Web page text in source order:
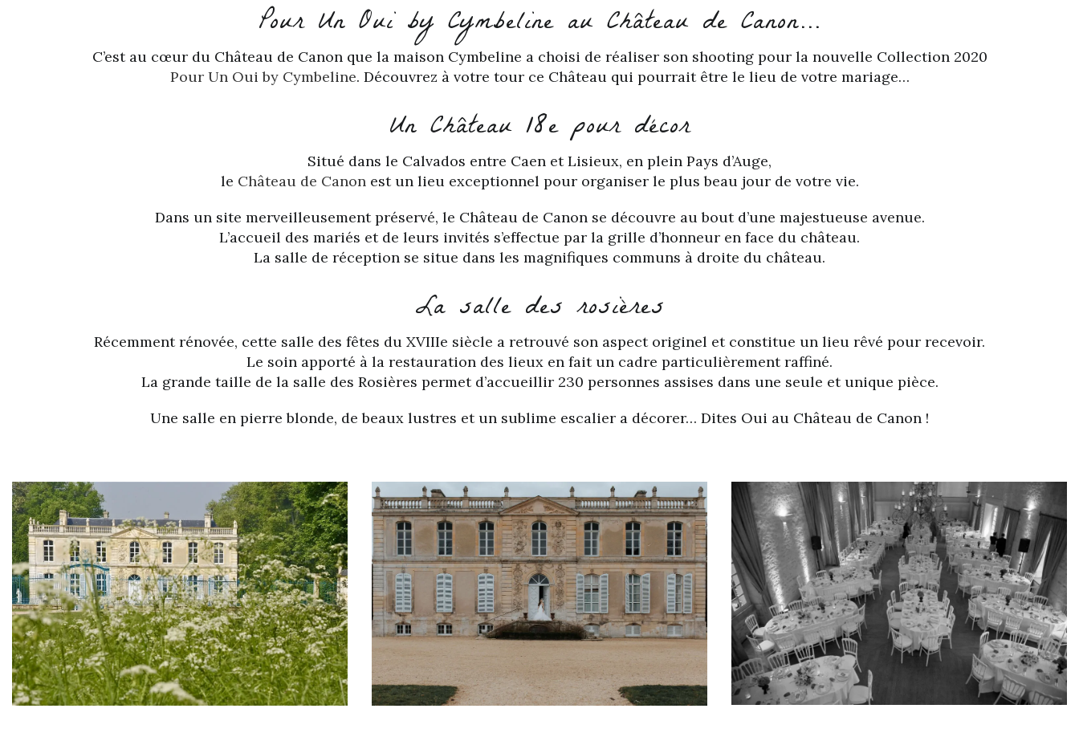
Pour Un Oui by Cymbeline au Château de Canon...
C’est au cœur du Château de Canon que la maison Cymbeline a choisi de réaliser son shooting pour la nouvelle Collection 2020
Pour Un Oui by Cymbeline. Découvrez à votre tour ce Château qui pourrait être le lieu de votre mariage…
Un Château 18e pour décor
Situé dans le Calvados entre Caen et Lisieux, en plein Pays d’Auge,
le Château de Canonest un lieu exceptionnel pour organiser le plus beau jour de votre vie.
Dans un site merveilleusement préservé, le Château de Canon se découvre au bout d’une majestueuse avenue.
L’accueil des mariés et de leurs invités s’effectue par la grille d’honneur en face du château.
La salle de réception se situe dans les magnifiques communs à droite du château.
La salle des rosières
Récemment rénovée, cette salle des fêtes du XVIIIe siècle a retrouvé son aspect originel et constitue un lieu rêvé pour recevoir.
Le soin apporté à la restauration des lieux en fait un cadre particulièrement raffiné.
La grande taille de la salle des Rosières permet d’accueillir 230 personnes assises dans une seule et unique pièce.
Une salle en pierre blonde, de beaux lustres et un sublime escalier a décorer… Dites Oui au Château de Canon !